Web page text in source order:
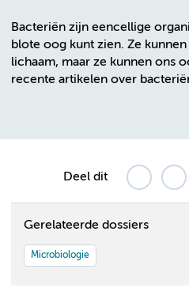
Bacteriën zijn eencellige
blote oog kunt zien. Ze
lichaam, maar ze kunnen ons
recente artikelen over
Deel dit
Gerelateerde dossiers
Microbiologie